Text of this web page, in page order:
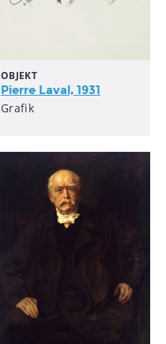
OBJEKT
Pierre Laval, 1931
Grafik